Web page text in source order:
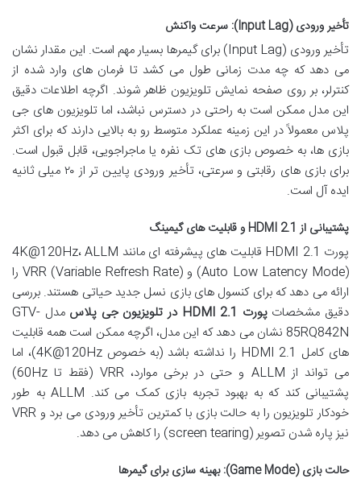
تأخیر ورودی (Input Lag): سرعت واکنش
تأخیر ورودی (Input Lag) برای گیمرها بسیار مهم است. این مقدار نشان
می دهد که چه مدت زمانی طول می کشد تا فرمان های وارد شده از
کنترلر، بر روی صفحه نمایش تلویزیون ظاهر شوند. اگرچه اطلاعات دقیق
این مدل ممکن است به راحتی در دسترس نباشد، اما تلویزیون های جی
پلاس معمولاً در این زمینه عملکرد متوسط رو به بالایی دارند که برای اکثر
بازی ها، به خصوص بازی های تک نفره یا ماجراجویی، قابل قبول است.
برای بازی های رقابتی و سرعتی، تأخیر ورودی پایین تر از ۲۰ میلی ثانیه
ایده آل است.
پشتیبانی از HDMI 2.1 و قابلیت های گیمینگ
پورت HDMI 2.1 قابلیت های پیشرفته ای مانند 4K@120Hz، ALLM
(Auto Low Latency Mode) و VRR (Variable Refresh Rate) را
ارائه می دهد که برای کنسول های بازی نسل جدید حیاتی هستند. بررسی
دقیق مشخصاتپورت HDMI 2.1 در تلویزیون جی پلاس
مدل GTV-
85RQ842N نشان می دهد که این مدل، اگرچه ممکن است همه قابلیت
های کامل HDMI 2.1 را نداشته باشد (به خصوص 4K@120Hz)، اما
می تواند از ALLM و حتی در برخی موارد، VRR (فقط تا 60Hz)
پشتیبانی کند که به بهبود تجربه بازی کمک می کند. ALLM به طور
خودکار تلویزیون را به حالت بازی با کمترین تأخیر ورودی می برد و VRR
نیز پاره شدن تصویر (screen tearing) را کاهش می دهد.
حالت بازی (Game Mode): بهینه سازی برای گیمرها